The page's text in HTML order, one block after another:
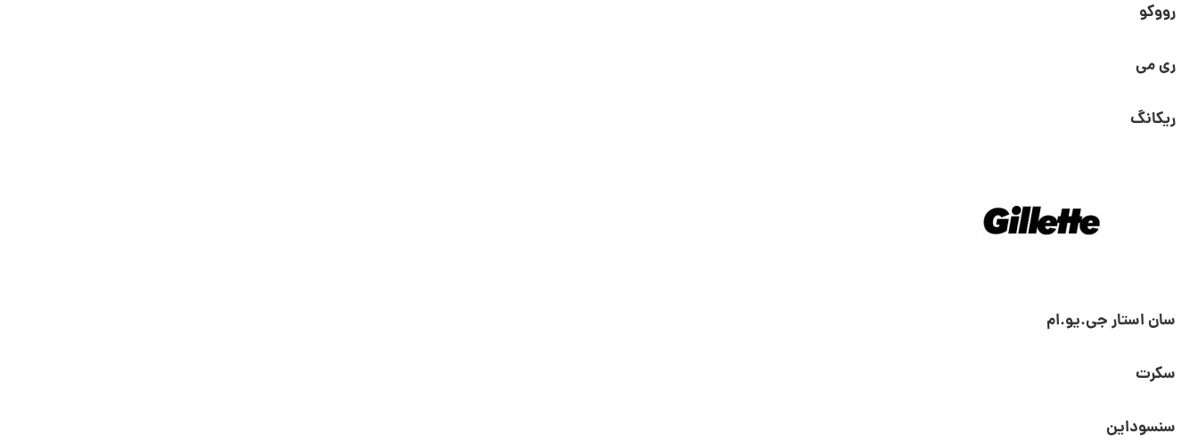
رووکو
ری می
ریکانگ
سان استار جی.یو.ام
سکرت
سنسوداین